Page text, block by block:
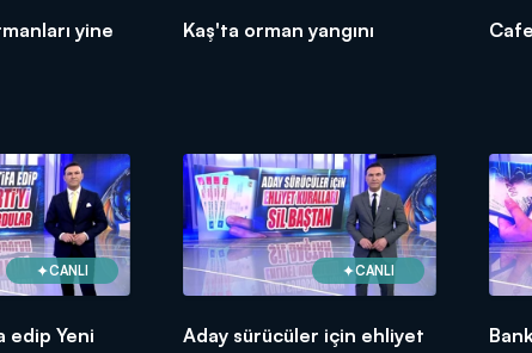
yine
Kaş'ta orman yangını
CANLI
edip Yeni
CANLI
Aday sürücüler için ehliyet